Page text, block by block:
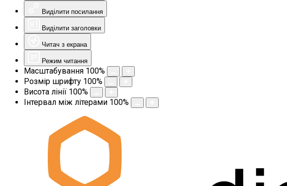
Виділити посилання
Виділити заголовки
Читач з екрана
Режим читання
Масштабування 100%
Розмір шрифту 100%
Висота лінії 100%
Інтервал між літерами 100%